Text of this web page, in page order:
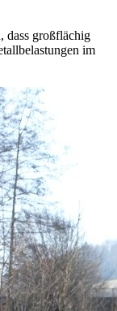
dass großflächig
im